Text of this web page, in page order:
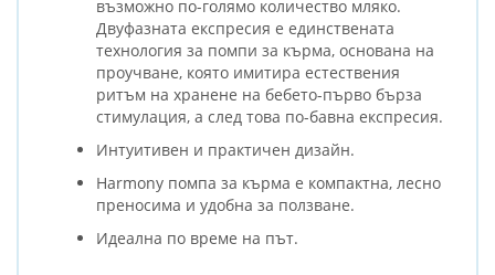
възможно по-голямо количество мляко.
Двуфазната експресия е единствената
технология за помпи за кърма, основана на
проучване, която имитира естествения
ритъм на хранене на бебето-първо бърза
стимулация, а след това по-бавна експресия.
Интуитивен и практичен дизайн.
Harmony помпа за кърма е компактна, лесно
преносима и удобна за ползване.
Идеална по време на път.